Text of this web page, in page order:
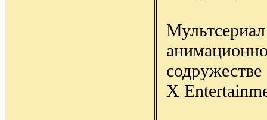
X